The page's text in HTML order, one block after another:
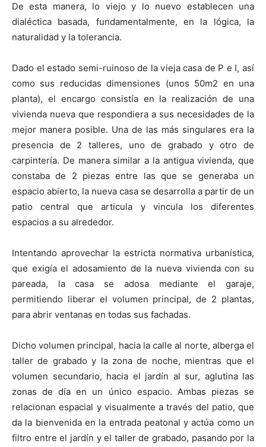
De esta manera, lo viejo y lo nuevo establecen una
dialéctica basada, fundamentalmente, en la lógica, la
naturalidad y la tolerancia.
Dado el estado semi-ruinoso de la vieja casa de P e I, así
como sus reducidas dimensiones (unos 50m2 en una
planta), el encargo consistía en la realización de una
vivienda nueva que respondiera a sus necesidades de la
mejor manera posible. Una de las más singulares era la
presencia de 2 talleres, uno de grabado y otro de
carpintería. De manera similar a la antigua vivienda, que
constaba de 2 piezas entre las que se generaba un
espacio abierto, la nueva casa se desarrolla a partir de un
patio central que articula y vincula los diferentes
espacios a su alrededor.
Intentando aprovechar la estricta normativa urbanística,
que exigía el adosamiento de la nueva vivienda con su
pareada, la casa se adosa mediante el garaje,
permitiendo liberar el volumen principal, de 2 plantas,
para abrir ventanas en todas sus fachadas.
Dicho volumen principal, hacia la calle al norte, alberga el
taller de grabado y la zona de noche, mientras que el
volumen secundario, hacia el jardín al sur, aglutina las
zonas de día en un único espacio. Ambas piezas se
relacionan espacial y visualmente a través del patio, que
da la bienvenida en la entrada peatonal y actúa como un
filtro entre el jardín y el taller de grabado, pasando por la